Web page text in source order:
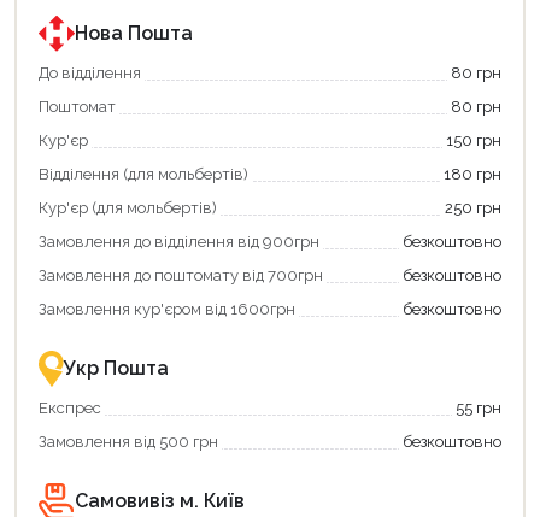
державною
програмою
єКнига.
Використовуйте
карту
щоб
зекономити
та
отримати
додаткові
переваги!
картою
єКнига
–
зручно
та
державною
програмою
«Національний
кешбек».
покупку
«Національний
кешбек»
та
отримуйте
вигідне
повернення
Економте
більше
разом
державною
підтримкою!
Нова Пошта
До відділення
80 грн
Поштомат
80 грн
Кур'єр
150 грн
Відділення (для мольбертів)
180 грн
Кур'єр (для мольбертів)
250 грн
Замовлення до відділення від 900грн
безкоштовно
Замовлення до поштомату від 700грн
безкоштовно
Замовлення кур'єром від 1600грн
безкоштовно
Укр Пошта
Експрес
55 грн
Замовлення від 500 грн
безкоштовно
Самовивіз м. Київ